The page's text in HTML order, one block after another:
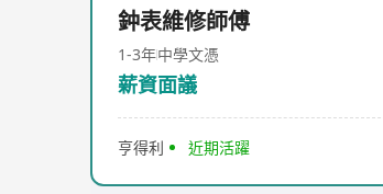
鈡表維修師傅
1-3年中學文憑
薪資面議
亨得利 近期活躍